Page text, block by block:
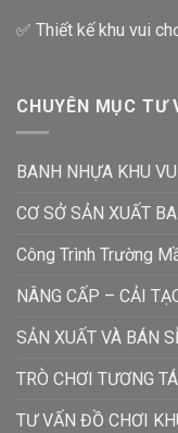
✅ Thiết kế khu vui
CHUYÊN MỤC TƯ
BANH NHỰA KHU
CƠ SỞ SẢN XUẤT
Công Trình Trường
NÂNG CẤP – CẢI
SẢN XUẤT VÀ BÁN
TRÒ CHƠI TƯƠNG
TƯ VẤN ĐỒ CHƠI